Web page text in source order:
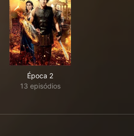
Época 2
13 episódios